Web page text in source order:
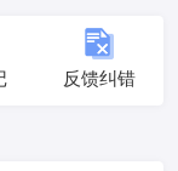
反馈纠错